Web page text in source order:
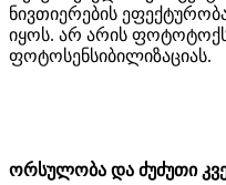
ნივთიერების
იყოს. არ არის
ფოტოსენსიბილიზაციას.
ორსულობა და ძუძუთი